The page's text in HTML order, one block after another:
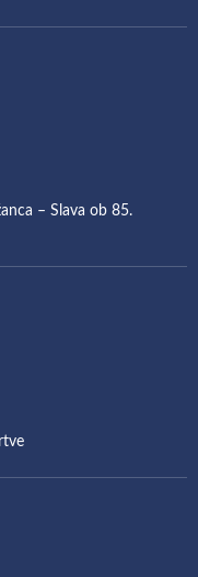
– Slava ob 85.